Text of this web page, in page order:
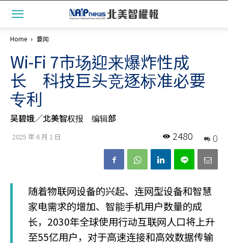
Home 要闻
Wi-Fi 7市场迎来爆炸性成
长 科技巨头竞逐标准必要
专利
吴碧娥╱北美智权报 编辑部
2025 年 6 月 1 日 0
2480
随着物联网设备的兴起、连网型设备和智慧
家电需求的增加、智能手机用户数量的成
长，2030年全球使用行动互联网人口将上升
至55亿用户，对于高速连接和高效数据传输